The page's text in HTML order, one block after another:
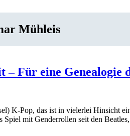
Mühleis
– Für eine Genealogie
K-Pop, das ist in vielerlei Hinsicht
mit Genderrollen seit den